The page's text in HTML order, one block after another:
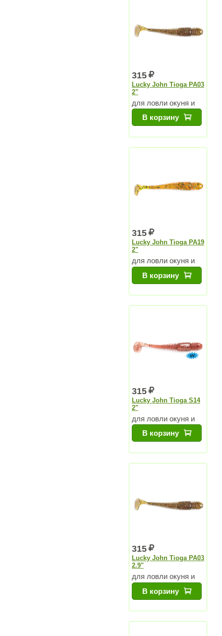
315
Lucky John Tioga PA03
2"
для ловли окуня и
судакаВ корзину
315
Lucky John Tioga PA19
2"
для ловли окуня и
судакаВ корзину
315
Lucky John Tioga S14
2"
для ловли окуня и
судакаВ корзину
315
Lucky John Tioga PA03
2.9"
для ловли окуня и
судакаВ корзину